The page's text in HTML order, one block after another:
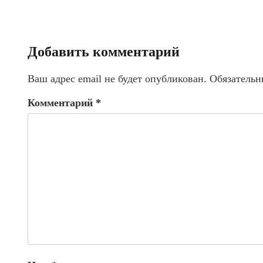
Добавить комментарий
Ваш адрес email не будет опубликован.
Комментарий *